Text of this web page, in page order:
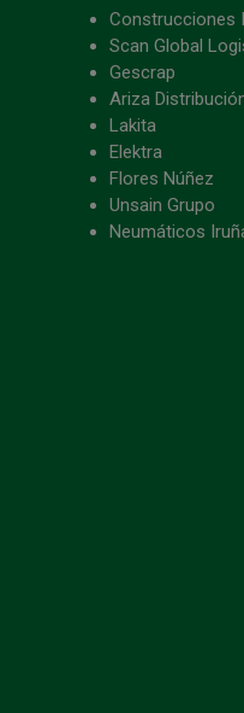
Construcciones
Scan Global
Gescrap
Ariza
Lakita
Elektra
Flores Núñez
Unsain Grupo
Neumáticos